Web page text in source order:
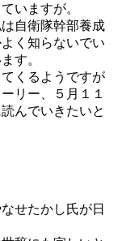
いますが。
自衛隊幹部養成
く知らないでい
す。
くるようですが
リー、５月１１
んでいきたいと
せたかし氏が日